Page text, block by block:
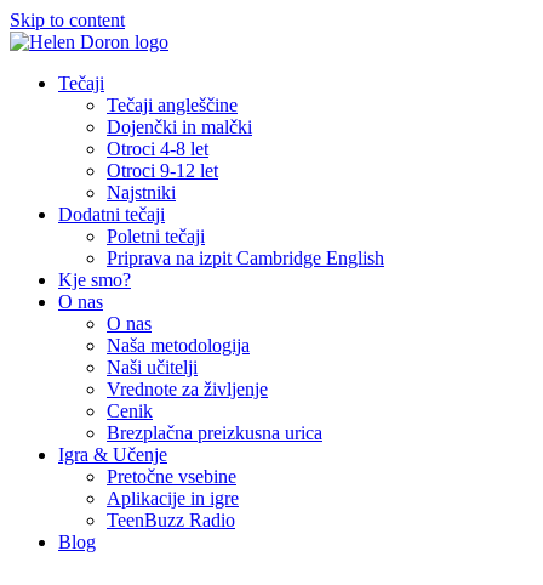
Skip to content
Tečaji
Tečaji angleščine
Dojenčki in malčki
Otroci 4-8 let
Otroci 9-12 let
Najstniki
Dodatni tečaji
Poletni tečaji
Priprava na izpit Cambridge English
Kje smo?
O nas
O nas
Naša metodologija​
Naši učitelji
Vrednote za življenje
Cenik
Brezplačna preizkusna urica
Igra & Učenje
Pretočne vsebine
Aplikacije in igre
TeenBuzz Radio
Blog